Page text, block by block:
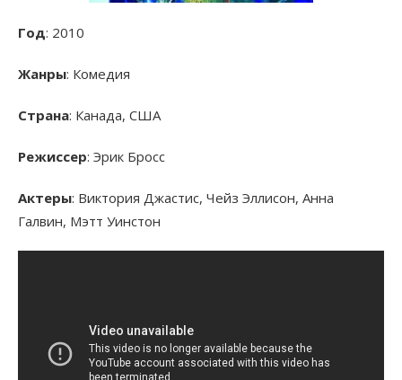
Год: 2010
Жанры: Комедия
Страна: Канада, США
Режиссер: Эрик Бросс
Актеры: Виктория Джастис, Чейз Эллисон, Анна
Галвин, Мэтт Уинстон